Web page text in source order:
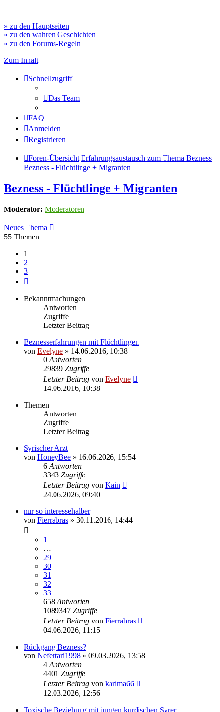
» zu den Hauptseiten
» zu den wahren Geschichten
» zu den Forums-Regeln
Zum Inhalt
Schnellzugriff
Das Team
FAQ
Anmelden
Registrieren
Foren-Übersicht Erfahrungsaustausch zum Thema Bezness
Bezness - Flüchtlinge + Migranten
Bezness - Flüchtlinge + Migranten
Moderator: Moderatoren
Neues Thema
55 Themen
1
2
3
Bekanntmachungen
Antworten
Zugriffe
Letzter Beitrag
Beznesserfahrungen mit Flüchtlingen
von Evelyne » 14.06.2016, 10:38
0 Antworten
29839 Zugriffe
Letzter Beitrag von Evelyne
14.06.2016, 10:38
Themen
Antworten
Zugriffe
Letzter Beitrag
Syrischer Arzt
von HoneyBee » 16.06.2026, 15:54
6 Antworten
3343 Zugriffe
Letzter Beitrag von Kain
24.06.2026, 09:40
nur so interessehalber
von Fierrabras » 30.11.2016, 14:44
1
…
29
30
31
32
33
658 Antworten
1089347 Zugriffe
Letzter Beitrag von Fierrabras
04.06.2026, 11:15
Rückgang Bezness?
von Nefertari1998 » 09.03.2026, 13:58
4 Antworten
4401 Zugriffe
Letzter Beitrag von karima66
12.03.2026, 12:56
Toxische Beziehung mit jungen kurdischen Syrer